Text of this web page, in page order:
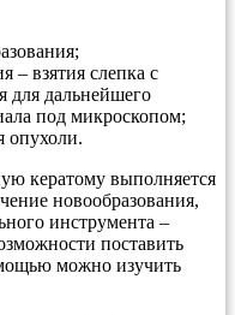
– взятия слепка с
для дальнейшего
под микроскопом;
опухоли.
кератому выполняется
новообразования,
инструмента –
поставить
можно изучить